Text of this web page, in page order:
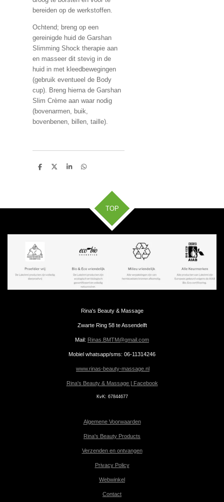
bereiden op de werkstoffen.
Ochtend; breng op een
gereinigde huid de Garshan
Slimming Shock therapie aan
en masseer dit stevig in de
huid in met kleedbewegingen
(gebruik eventueel de Body
cup). Breng hierna de Garshan
Slim Crème aan waar nodig
(bovenarmen, buik,
bovenbenen, billen, taille).
D
D
S
D
TOP
Rina's Beauty & Massage
Zwarte Ring 58 te Assendelft
Mail: Rinas.BMTM@gmail.com
Mobiel whatsapp/sms: 06-11314246
www.rinas-beauty-massage.nl
Rina's Beauty & Massage | Facebook
KvK: 67844677
Algemene Voorwaarden
Rina's Beauty Products
Verzenden en ontvangen
Privacy Policy
Webwinkel
Contact